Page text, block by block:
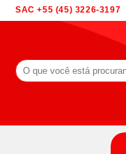
SkipSAC +55 (45) 3226-3197
Pesquisar
por: